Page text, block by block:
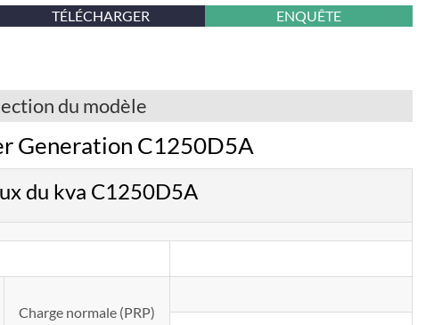
TÉLÉCHARGER ENQUÊTE
du modèle
Generation C1250D5A
du kva C1250D5A
Charge normale (PRP)